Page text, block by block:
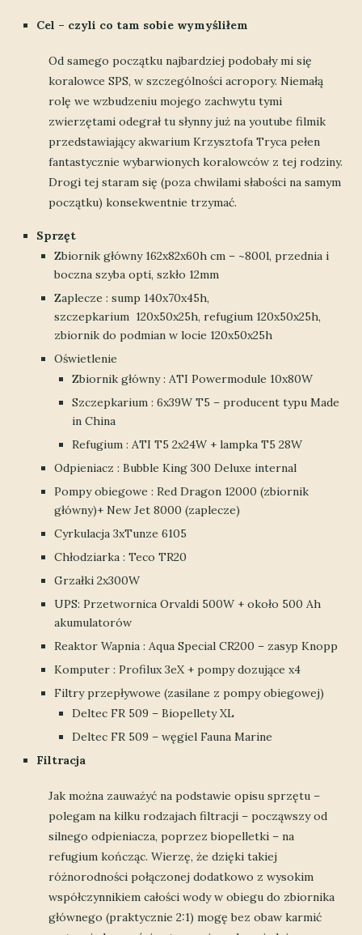
Cel – czyli co tam sobie wymyśliłem
Od samego początku najbardziej podobały mi się
koralowce SPS, w szczególności acropory. Niemałą
rolę we wzbudzeniu mojego zachwytu tymi
zwierzętami odegrał tu słynny już na youtube filmik
przedstawiający akwarium Krzysztofa Tryca pełen
fantastycznie wybarwionych koralowców z tej rodziny.
Drogi tej staram się (poza chwilami słabości na samym
początku) konsekwentnie trzymać.
Sprzęt
Zbiornik główny 162x82x60h cm – ~800l, przednia i
boczna szyba opti, szkło 12mm
Zaplecze : sump 140x70x45h,
szczepkarium 120x50x25h, refugium 120x50x25h,
zbiornik do podmian w locie 120x50x25h
Oświetlenie
Zbiornik główny : ATI Powermodule 10x80W
Szczepkarium : 6x39W T5 – producent typu Made
in China
Refugium : ATI T5 2x24W + lampka T5 28W
Odpieniacz : Bubble King 300 Deluxe internal
Pompy obiegowe : Red Dragon 12000 (zbiornik
główny)+ New Jet 8000 (zaplecze)
Cyrkulacja 3xTunze 6105
Chłodziarka : Teco TR20
Grzałki 2x300W
UPS: Przetwornica Orvaldi 500W + około 500 Ah
akumulatorów
Reaktor Wapnia : Aqua Special CR200 – zasyp Knopp
Komputer : Profilux 3eX + pompy dozujące x4
Filtry przepływowe (zasilane z pompy obiegowej)
Deltec FR 509 – Biopellety XL
Deltec FR 509 – węgiel Fauna Marine
Filtracja
Jak można zauważyć na podstawie opisu sprzętu –
polegam na kilku rodzajach filtracji – począwszy od
silnego odpieniacza, poprzez biopelletki – na
refugium kończąc. Wierzę, że dzięki takiej
różnorodności połączonej dodatkowo z wysokim
współczynnikiem całości wody w obiegu do zbiornika
głównego (praktycznie 2:1) mogę bez obaw karmić